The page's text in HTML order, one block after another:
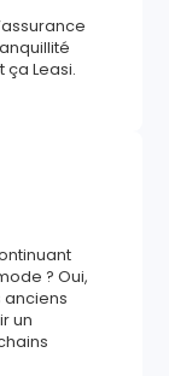
ça Leasi.
? Oui,
anciens
un